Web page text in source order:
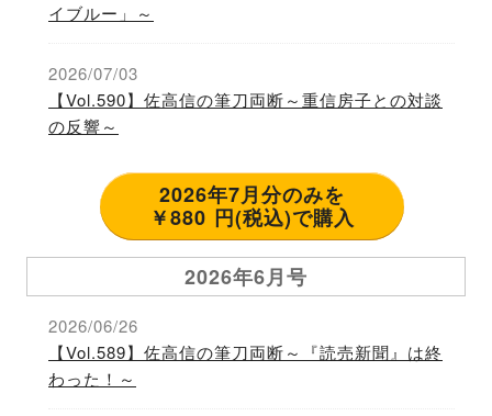
イブルー」～
2026/07/03
【Vol.590】佐高信の筆刀両断～重信房子との対談
の反響～
2026年7月分のみを
￥880 円(税込)で購入
2026年6月号
2026/06/26
【Vol.589】佐高信の筆刀両断～『読売新聞』は終
わった！～